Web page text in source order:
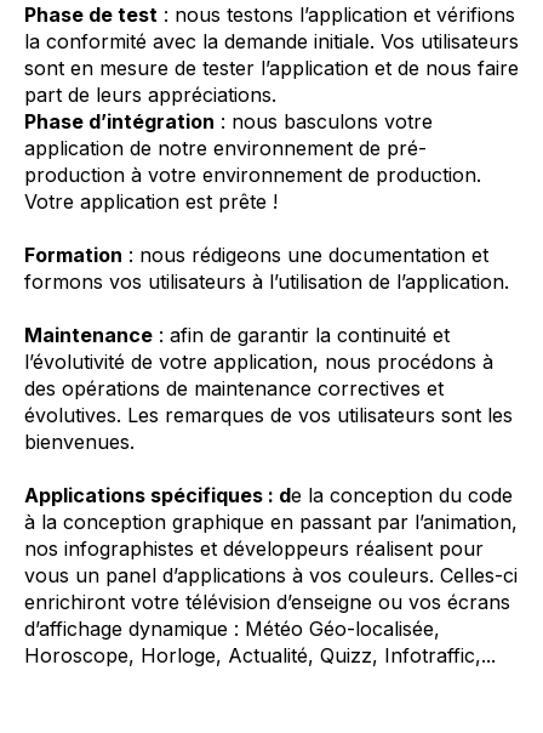
Phase de test : nous testons l’application et vérifions
la conformité avec la demande initiale. Vos utilisateurs
sont en mesure de tester l’application et de nous faire
part de leurs appréciations.
Phase d’intégration : nous basculons votre
application de notre environnement de pré-
production à votre environnement de production.
Votre application est prête !
Formation : nous rédigeons une documentation et
formons vos utilisateurs à l’utilisation de l’application.
Maintenance : afin de garantir la continuité et
l’évolutivité de votre application, nous procédons à
des opérations de maintenance correctives et
évolutives. Les remarques de vos utilisateurs sont les
bienvenues.
Applications spécifiques : de la conception du code
à la conception graphique en passant par l’animation,
nos infographistes et développeurs réalisent pour
vous un panel d’applications à vos couleurs. Celles-ci
enrichiront votre télévision d’enseigne ou vos écrans
d’affichage dynamique : Météo Géo-localisée,
Horoscope, Horloge, Actualité, Quizz, Infotraffic,...